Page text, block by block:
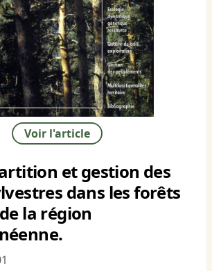
Voir l'article
et gestion des
dans les forêts
la région